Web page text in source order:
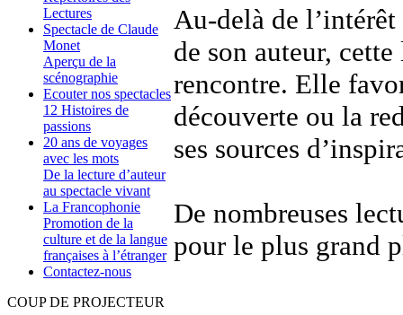
Lectures
Spectacle de Claude
Monet
Aperçu de la
scénographie
Ecouter nos spectacles
12 Histoires de
passions
20 ans de voyages
avec les mots
De la lecture d’auteur
au spectacle vivant
La Francophonie
Promotion de la
culture et de la langue
françaises à l’étranger
Contactez-nous
COUP DE PROJECTEUR
Au-delà de
de son auteur,
rencontre. Elle
découverte ou la
ses sources
De nombreuses
pour le plus grand